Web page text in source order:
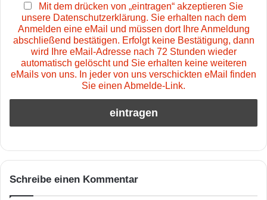
Mit dem drücken von „eintragen“ akzeptieren Sie
unsere Datenschutzerklärung. Sie erhalten nach dem
Anmelden eine eMail und müssen dort Ihre Anmeldung
abschließend bestätigen. Erfolgt keine Bestätigung, dann
wird Ihre eMail-Adresse nach 72 Stunden wieder
automatisch gelöscht und Sie erhalten keine weiteren
eMails von uns. In jeder von uns verschickten eMail finden
Sie einen Abmelde-Link.
Schreibe einen Kommentar